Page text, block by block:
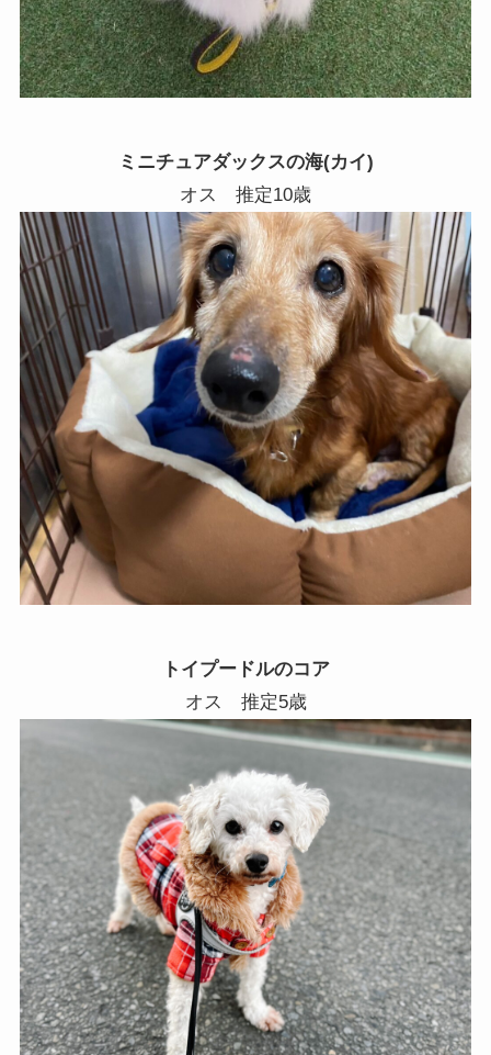
ミニチュアダックスの海(カイ)
オス 推定10歳
トイプードルのコア
オス 推定5歳